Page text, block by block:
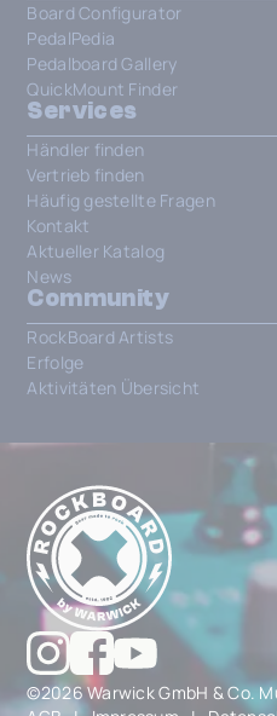
Board Configurator
PedalPedia
Pedalboard Gallery
QuickMount Finder
Services
Händler finden
Vertrieb finden
Häufig gestellte Fragen
Kontakt
Aktueller Katalog
News
Community
RockBoard Artists
Erfolge
Aktivitäten Übersicht
©2026 Warwick GmbH & Co.